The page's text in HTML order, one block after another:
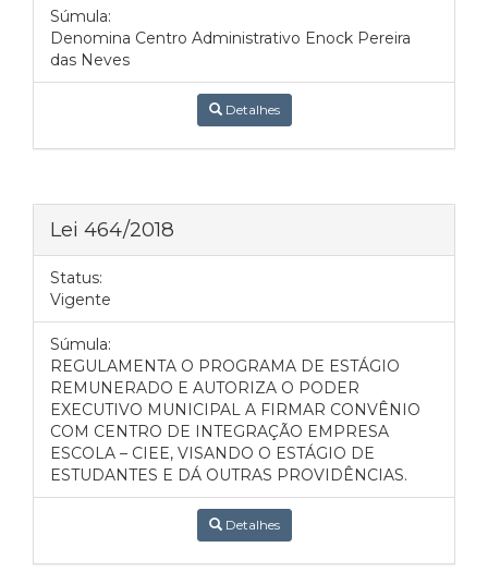
Súmula:
Denomina Centro Administrativo Enock Pereira
das Neves
Detalhes
Lei 464/2018
Status:
Vigente
Súmula:
REGULAMENTA O PROGRAMA DE ESTÁGIO
REMUNERADO E AUTORIZA O PODER
EXECUTIVO MUNICIPAL A FIRMAR CONVÊNIO
COM CENTRO DE INTEGRAÇÃO EMPRESA
ESCOLA – CIEE, VISANDO O ESTÁGIO DE
ESTUDANTES E DÁ OUTRAS PROVIDÊNCIAS.
Detalhes